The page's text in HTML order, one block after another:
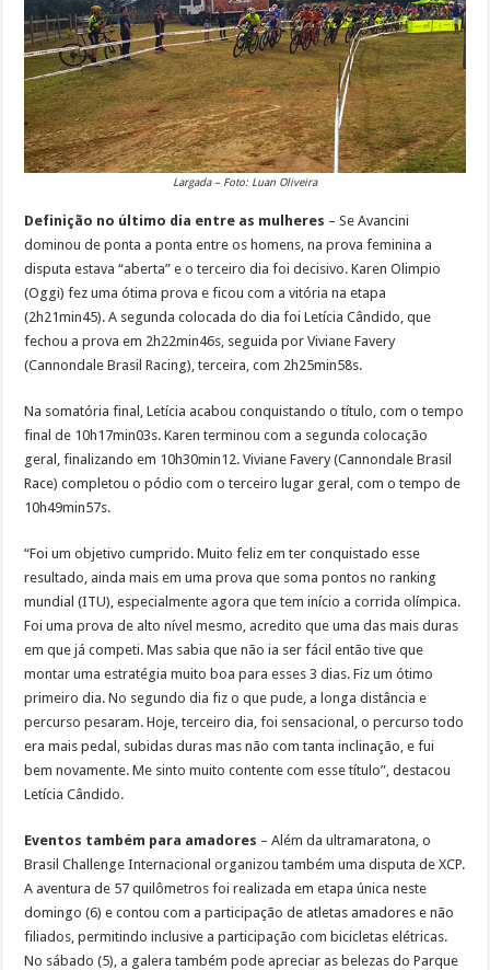
Largada – Foto: Luan Oliveira
Definição no último dia entre as mulheres – Se Avancini
dominou de ponta a ponta entre os homens, na prova feminina a
disputa estava “aberta” e o terceiro dia foi decisivo. Karen Olimpio
(Oggi) fez uma ótima prova e ficou com a vitória na etapa
(2h21min45). A segunda colocada do dia foi Letícia Cândido, que
fechou a prova em 2h22min46s, seguida por Viviane Favery
(Cannondale Brasil Racing), terceira, com 2h25min58s.
Na somatória final, Letícia acabou conquistando o título, com o tempo
final de 10h17min03s. Karen terminou com a segunda colocação
geral, finalizando em 10h30min12. Viviane Favery (Cannondale Brasil
Race) completou o pódio com o terceiro lugar geral, com o tempo de
10h49min57s.
“Foi um objetivo cumprido. Muito feliz em ter conquistado esse
resultado, ainda mais em uma prova que soma pontos no ranking
mundial (ITU), especialmente agora que tem início a corrida olímpica.
Foi uma prova de alto nível mesmo, acredito que uma das mais duras
em que já competi. Mas sabia que não ia ser fácil então tive que
montar uma estratégia muito boa para esses 3 dias. Fiz um ótimo
primeiro dia. No segundo dia fiz o que pude, a longa distância e
percurso pesaram. Hoje, terceiro dia, foi sensacional, o percurso todo
era mais pedal, subidas duras mas não com tanta inclinação, e fui
bem novamente. Me sinto muito contente com esse título”, destacou
Letícia Cândido.
Eventos também para amadores – Além da ultramaratona, o
Brasil Challenge Internacional organizou também uma disputa de XCP.
A aventura de 57 quilômetros foi realizada em etapa única neste
domingo (6) e contou com a participação de atletas amadores e não
filiados, permitindo inclusive a participação com bicicletas elétricas.
No sábado (5), a galera também pode apreciar as belezas do Parque